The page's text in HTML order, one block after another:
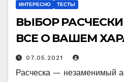
ИНТЕРЕСНО ТЕСТЫ
ВЫБОР
ВСЕ О ВАШЕМ
07.05.2021
Расческа — незаменимый